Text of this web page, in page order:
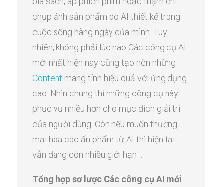
chụp ảnh sản phẩm do AI thiết kế trong
cuộc sống hàng ngày của mình. Tuy
nhiên, không phải lúc nào Các công cụ AI
mới nhất hiện nay cũng tạo nên những
Content mang tính hiệu quả với ứng dụng
cao. Nhìn chung thì những công cụ này
phục vụ nhiều hơn cho mục đích giải trí
của người dùng. Còn nếu muốn thương
mại hóa các ấn phẩm từ AI thì hiện tại
vẫn đang còn nhiều giới hạn…
Tổng hợp sơ lược Các công cụ AI mới